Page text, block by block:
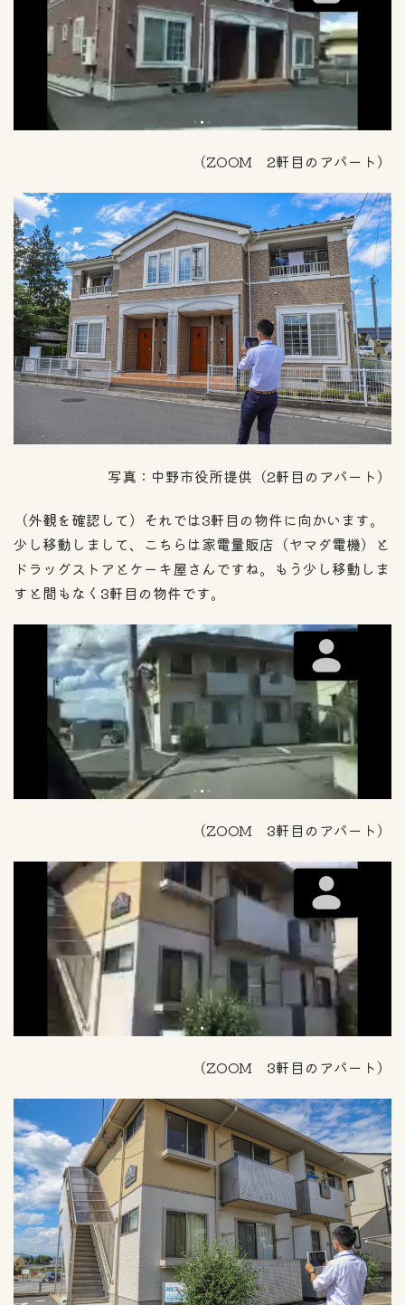
（ZOOM 2軒目のアパート）
写真：中野市役所提供（2軒目のアパート）
（外観を確認して）それでは3軒目の物件に向かいます。
少し移動しまして、こちらは家電量販店（ヤマダ電機）と
ドラッグストアとケーキ屋さんですね。もう少し移動しま
すと間もなく3軒目の物件です。
（ZOOM 3軒目のアパート）
（ZOOM 3軒目のアパート）